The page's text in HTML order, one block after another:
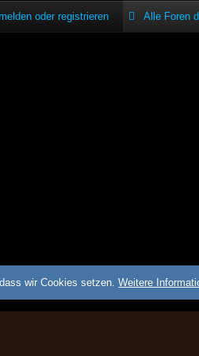
oder registrieren
wir Cookies setzen.Weitere